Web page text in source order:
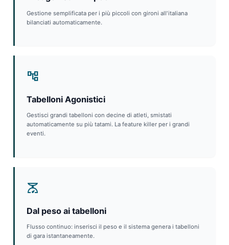
Gestione semplificata per i più piccoli con gironi all'italiana
bilanciati automaticamente.
account_tree
Tabelloni Agonistici
Gestisci grandi tabelloni con decine di atleti, smistati
automaticamente su più tatami. La feature killer per i grandi
eventi.
scale
Dal peso ai tabelloni
Flusso continuo: inserisci il peso e il sistema genera i tabelloni
di gara istantaneamente.